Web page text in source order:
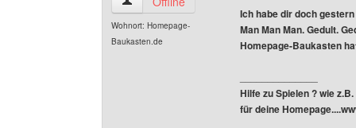
Wohnort: Homepage-
Baukasten.de
Ich habe dir doch
Man Man Man. Gedult.
Homepage-Baukasten
Hilfe zu Spielen ? wie
für deine